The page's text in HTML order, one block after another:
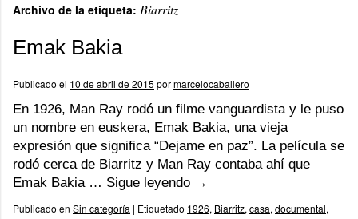
Archivo de la etiqueta: Biarritz
Emak Bakia
Publicado el 10 de abril de 2015 pormarcelocaballero
En 1926, Man Ray rodó un filme vanguardista y le puso
un nombre en euskera, Emak Bakia, una vieja
expresión que significa “Dejame en paz”. La película se
rodó cerca de Biarritz y Man Ray contaba ahí que
Emak Bakia … Sigue leyendo →
Publicado en Sin categoría | Etiquetado 1926, Biarritz, casa, documental,